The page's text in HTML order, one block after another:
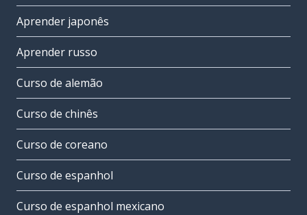
Aprender japonês
Aprender russo
Curso de alemão
Curso de chinês
Curso de coreano
Curso de espanhol
Curso de espanhol mexicano